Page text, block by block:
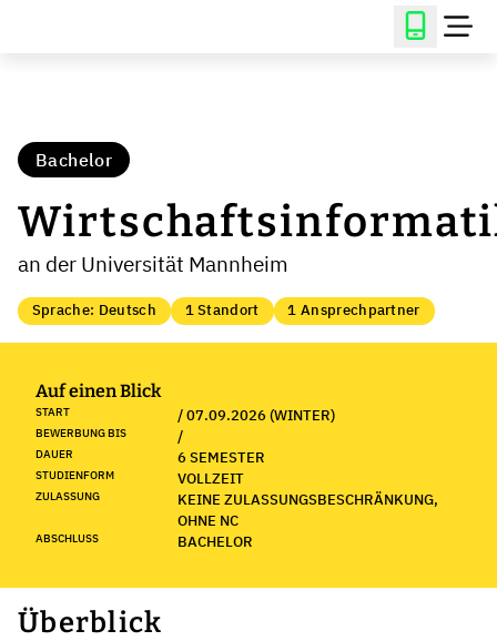
Bachelor
an der Universität Mannheim
Sprache: Deutsch 1 Standort 1 Ansprechpartner
Auf einen Blick
START / 07.09.2026 (WINTER)
BEWERBUNG BIS /
DAUER 6 SEMESTER
STUDIENFORM VOLLZEIT
ZULASSUNG
KEINE ZULASSUNGSBESCHRÄNKUNG,
OHNE NC
ABSCHLUSS BACHELOR
Überblick